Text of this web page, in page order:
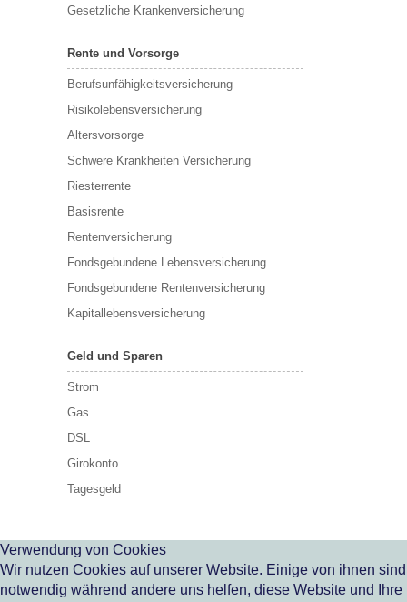
Gesetzliche Krankenversicherung
Rente und Vorsorge
Berufs­unfähigkeitsversicherung
Risikolebensversicherung
Altersvorsorge
Schwere Krankheiten Versicherung
Riesterrente
Basisrente
Rentenversicherung
Fondsgebundene Lebensversicherung
Fondsgebundene Rentenversicherung
Kapitallebensversicherung
Geld und Sparen
Strom
Gas
DSL
Girokonto
Tagesgeld
Verwendung von Cookies
Wir nutzen Cookies auf unserer Website. Einige von ihnen sind
notwendig während andere uns helfen, diese Website und Ihre